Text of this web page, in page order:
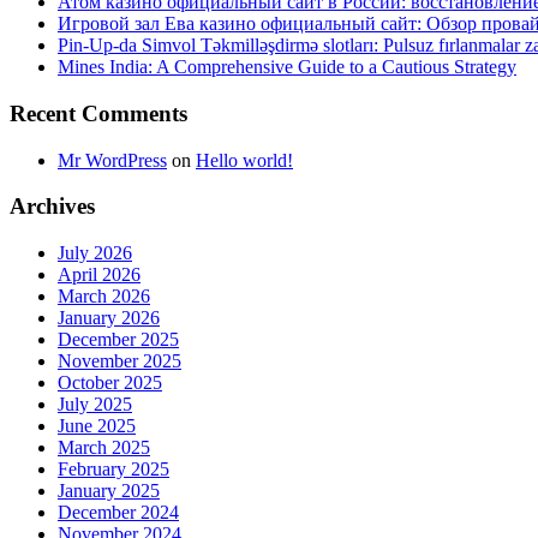
Игровой зал Ева казино официальный сайт: Обзор
Pin-Up-da Simvol Təkmilləşdirmə slotları: Pulsuz fırlanmalar
Mines India: A Comprehensive Guide to a Cautious Strategy
Recent Comments
Mr WordPress on Hello world!
Archives
July 2026
April 2026
March 2026
January 2026
December 2025
November 2025
October 2025
July 2025
June 2025
March 2025
February 2025
January 2025
December 2024